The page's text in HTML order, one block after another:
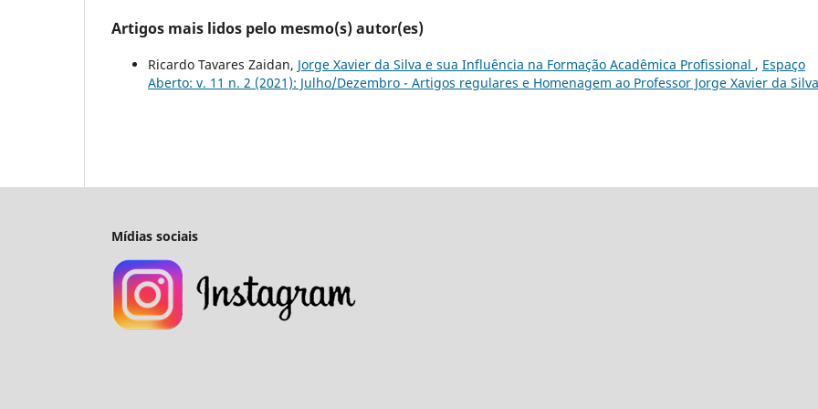
Artigos mais lidos pelo mesmo(s) autor(es)
Ricardo Tavares Zaidan, Jorge Xavier da Silva e sua Influência na Formação Acadêmica Profissional , Espaço
Aberto: v. 11 n. 2 (2021): Julho/Dezembro - Artigos regulares e Homenagem ao Professor Jorge Xavier da Silva
Mídias sociais